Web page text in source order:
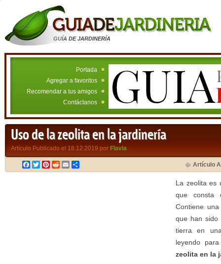
GUÍA DE JARDINERÍA
Portada
Agregar a favoritos
Recomendar a tus amigos
Contáctanos
Uso de la zeolita en la jardinería
Artículo Publicado el 18.12.2019 por Flavia
Facebook
TwitterPinterest
RedditEmail Artículo
La zeolita es
que consta
Contiene
que han sido
tierra en
leyendo
zeolita en la